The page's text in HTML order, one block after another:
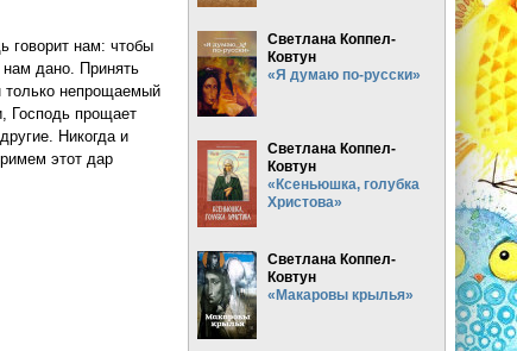
говорит нам: чтобы
дано. Принять
только непрощаемый
Господь прощает
Никогда и
этот дар
Светлана Коппел-
Ковтун
«Я думаю по-русски»
Светлана Коппел-
Ковтун
«Ксеньюшка, голубка
Христова»
Светлана Коппел-
Ковтун
«Макаровы крылья»